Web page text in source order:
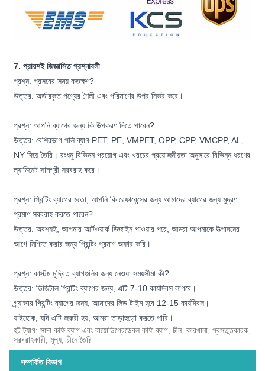
7. প্রায়শই জিজ্ঞাসিত প্রশ্নাবলী
প্রশ্ন: প্রসবের সময় কতক্ষণ?
উত্তর: অর্ডারকৃত পণ্যের শৈলী এবং পরিমাণের উপর নির্ভর করে।
প্রশ্ন: আপনি ব্যাগের জন্য কি উপকরণ দিতে পারেন?
উত্তর: বেশিরভাগ পলি ব্যাগ PET, PE, VMPET, OPP, CPP, VMCPP, AL,
NY দিয়ে তৈরি। রংধনু বিভিন্ন প্রয়োগ এবং খরচের প্রয়োজনীয়তা অনুসারে বিভিন্ন ধরণের
ল্যামিনেট সামগ্রী সরবরাহ করে।
প্রশ্ন: প্রিন্টিং ব্যাগের মতো, আপনি কি রেফারেন্সের জন্য আমাদের ব্যাগের জন্য মুদ্রণ
প্রমাণ সরবরাহ করতে পারেন?
উত্তর: অবশ্যই, আপনার আর্টওয়ার্ক ডিজাইন পাওয়ার পরে, আমরা আপনাকে উত্পাদনের
আগে নিশ্চিত করার জন্য প্রিন্টিং প্রমাণ অফার করি।
প্রশ্ন: কাস্টম মুদ্রিত ব্যাগগুলির জন্য নেওয়া সময়সীমা কী?
উত্তর: ডিজিটাল প্রিন্টিং ব্যাগের জন্য, এটি 7-10 কার্যদিবস লাগবে।
গ্র্যাভার প্রিন্টিং ব্যাগের জন্য, আমাদের লিড টাইম হবে 12-15 কার্যদিবস।
যাইহোক, যদি এটি জরুরী হয়, আমরা তাড়াহুড়ো করতে পারি।
হট ট্যাগ: সাদা কফি ব্যাগ এবং বায়োডিগ্রেডেবল কফি ব্যাগ, চীন, কারখানা, প্রস্তুতকারক,
সরবরাহকারী, মূল্য, চীনে তৈরি
সম্পর্কিত বিভাগ